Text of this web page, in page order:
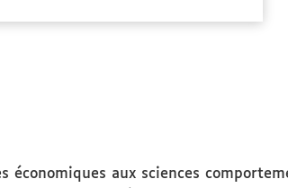
économiques aux sciences